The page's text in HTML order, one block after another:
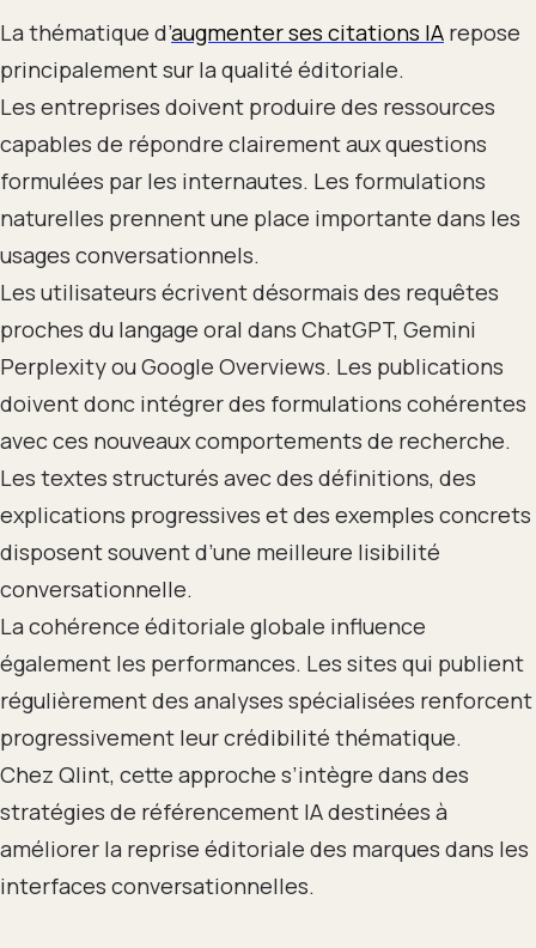
La thématique d’augmenter ses citations IA repose
principalement sur la qualité éditoriale.
Les entreprises doivent produire des ressources
capables de répondre clairement aux questions
formulées par les internautes. Les formulations
naturelles prennent une place importante dans les
usages conversationnels.
Les utilisateurs écrivent désormais des requêtes
proches du langage oral dans ChatGPT, Gemini
Perplexity ou Google Overviews. Les publications
doivent donc intégrer des formulations cohérentes
avec ces nouveaux comportements de recherche.
Les textes structurés avec des définitions, des
explications progressives et des exemples concrets
disposent souvent d’une meilleure lisibilité
conversationnelle.
La cohérence éditoriale globale influence
également les performances. Les sites qui publient
régulièrement des analyses spécialisées renforcent
progressivement leur crédibilité thématique.
Chez Qlint, cette approche s’intègre dans des
stratégies de référencement IA destinées à
améliorer la reprise éditoriale des marques dans les
interfaces conversationnelles.